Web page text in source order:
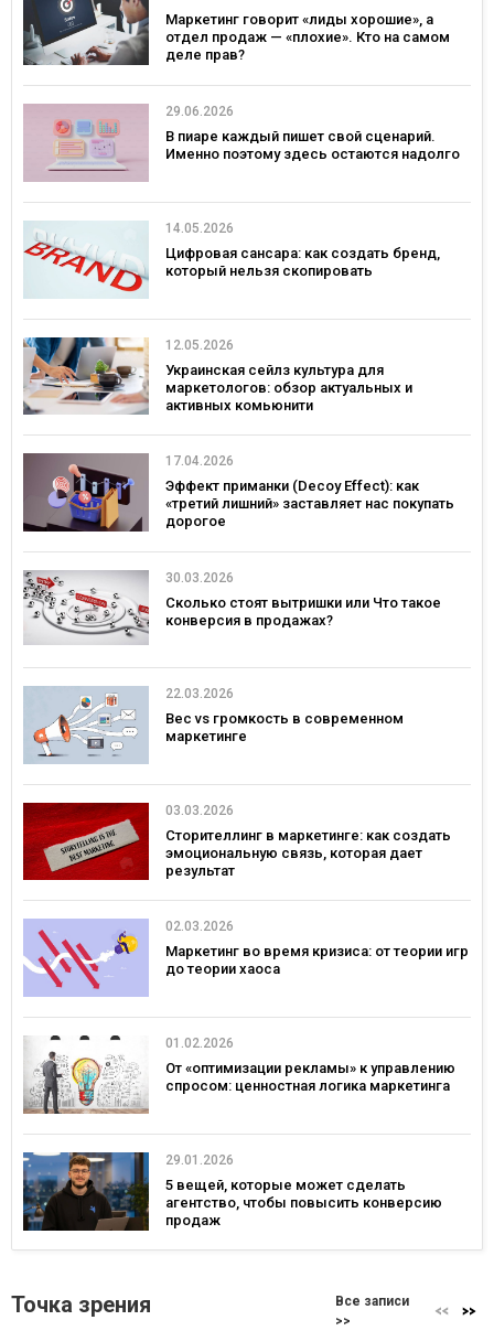
Маркетинг говорит «лиды хорошие», а
отдел продаж — «плохие». Кто на самом
деле прав?
29.06.2026
В пиаре каждый пишет свой сценарий.
Именно поэтому здесь остаются надолго
14.05.2026
Цифровая сансара: как создать бренд,
который нельзя скопировать
12.05.2026
Украинская сейлз культура для
маркетологов: обзор актуальных и
активных комьюнити
17.04.2026
Эффект приманки (Decoy Effect): как
«третий лишний» заставляет нас покупать
дорогое
30.03.2026
Сколько стоят вытришки или Что такое
конверсия в продажах?
22.03.2026
Вес vs громкость в современном
маркетинге
03.03.2026
Сторителлинг в маркетинге: как создать
эмоциональную связь, которая дает
результат
02.03.2026
Маркетинг во время кризиса: от теории игр
до теории хаоса
01.02.2026
От «оптимизации рекламы» к управлению
спросом: ценностная логика маркетинга
29.01.2026
5 вещей, которые может сделать
агентство, чтобы повысить конверсию
продаж
Точка зрения
Все записи
>>